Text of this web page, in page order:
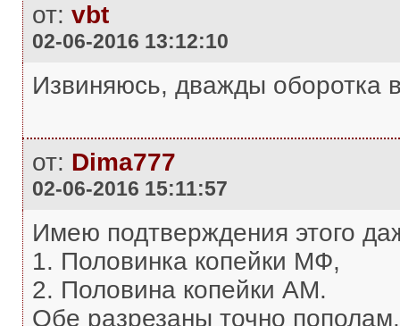
от: vbt
02-06-2016 13:12:10
Извиняюсь, дважды оборотка
от: Dima777
02-06-2016 15:11:57
Имею подтверждения этого
1. Половинка копейки МФ,
2. Половина копейки АМ.
Обе разрезаны точно